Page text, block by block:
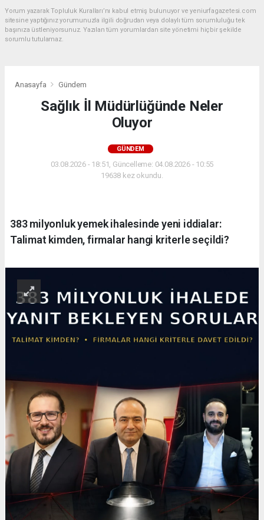
Yorum yazarak Topluluk Kuralları’nı kabul etmiş bulunuyor ve yeniurfagazetesi.com
sitesine yaptığınız yorumunuzla ilgili doğrudan veya dolaylı tüm sorumluluğu tek
başınıza üstleniyorsunuz. Yazılan tüm yorumlardan site yönetimi hiçbir şekilde
sorumlu tutulamaz.
Anasayfa Gündem
Sağlık İl Müdürlüğünde Neler
Oluyor
GÜNDEM
03.08.2026 - 18:51, Güncelleme: 04.08.2026 - 10:55
19638 kez okundu.
383 milyonluk yemek ihalesinde yeni iddialar:
Talimat kimden, firmalar hangi kriterle seçildi?